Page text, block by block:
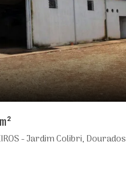
- Jardim Colibri, Dourados-MS